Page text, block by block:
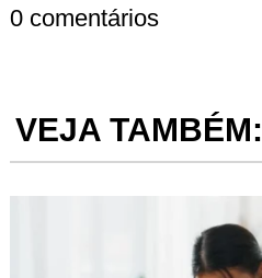
0 comentários
VEJA TAMBÉM: